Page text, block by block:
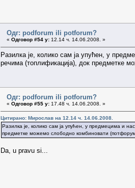
Одг: podforum ili potforum?
« Одговор #54 у: 12.14 ч. 14.06.2008. »
Разилка је, колико сам ја упућен, у
речима (топлификација), док предметке
Одг: podforum ili potforum?
« Одговор #55 у: 17.48 ч. 14.06.2008. »
Цитирано: Мирослав на 12.14 ч. 14.06.2008.
Разилка је, колико сам ја упућен, у предмецима и
предметке можемо слободно комбиновати
Da, u pravu si...